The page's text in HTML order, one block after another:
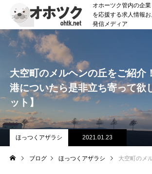
オホーツク管内の企
を応援する求人情報
発信メディア
大空町のメルヘンの丘をご紹介
港についたら是非立ち寄って欲
ット】
ほっつくアザラシ 2021.01.23
ブログ ほっつくアザラシ 大空町のメルヘンの丘をご紹介！【